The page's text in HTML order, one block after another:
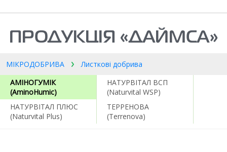
ПРОДУКЦІЯ «ДАЙМСА»
МІКРОДОБРИВА
Листкові добрива
АМІНОГУМІК
(AminoHumiс)
НАТУРВІТАЛ ВСП
(Naturvital WSP)
НАТУРВІТАЛ ПЛЮС
(Naturvital Plus)
ТЕРРЕНОВА
(Terrenova)